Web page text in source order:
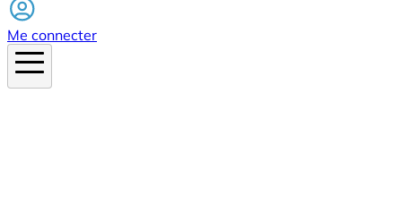
Me connecter